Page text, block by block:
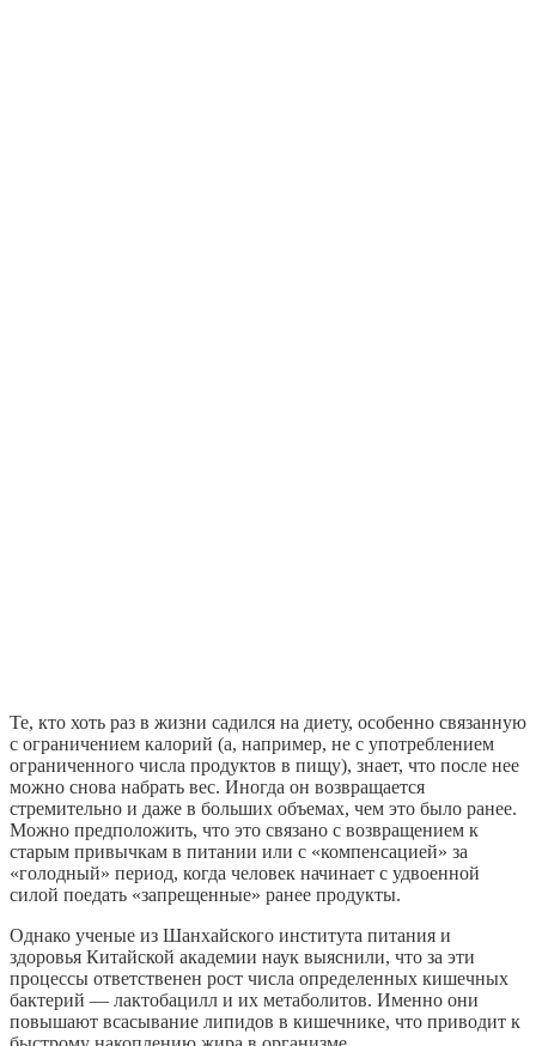
Те, кто хоть раз в жизни садился на диету, особенно связанную
с ограничением калорий (а, например, не с употреблением
ограниченного числа продуктов в пищу), знает, что после нее
можно снова набрать вес. Иногда он возвращается
стремительно и даже в больших объемах, чем это было ранее.
Можно предположить, что это связано с возвращением к
старым привычкам в питании или с «компенсацией» за
«голодный» период, когда человек начинает с удвоенной
силой поедать «запрещенные» ранее продукты.
Однако ученые из Шанхайского института питания и
здоровья Китайской академии наук выяснили, что за эти
процессы ответственен рост числа определенных кишечных
бактерий — лактобацилл и их метаболитов. Именно они
повышают всасывание липидов в кишечнике, что приводит к